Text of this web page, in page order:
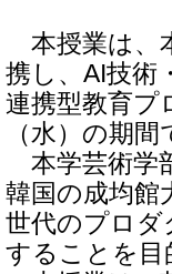
本授業は、
携し、AI技術
連携型教育プ
（水）の期
本学芸術学
韓国の成均館
世代のプロ
することを目